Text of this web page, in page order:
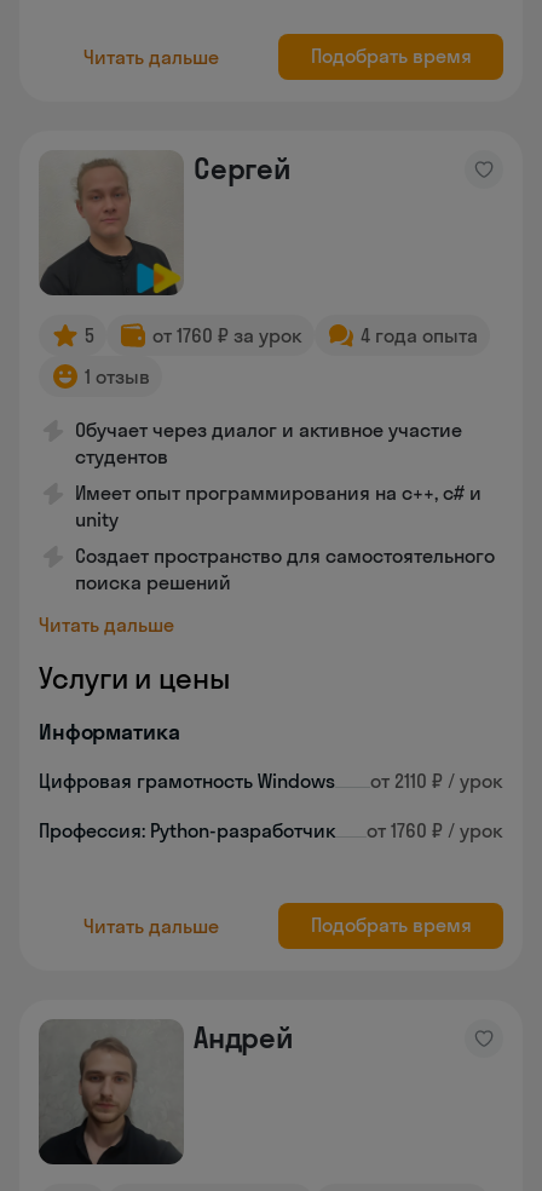
Читать дальше Подобрать время
Сергей
5 от 1760 ₽ за урок
4 года опыта
1 отзыв
Обучает через диалог и активное участие
студентов
Имеет опыт программирования на c++, c# и
unity
Создает пространство для самостоятельного
поиска решений
Читать дальше
Услуги и цены
Информатика
Цифровая грамотность Windows от 2110 ₽ / урок
Профессия: Python-разработчик от 1760 ₽ / урок
Читать дальше Подобрать время
Андрей